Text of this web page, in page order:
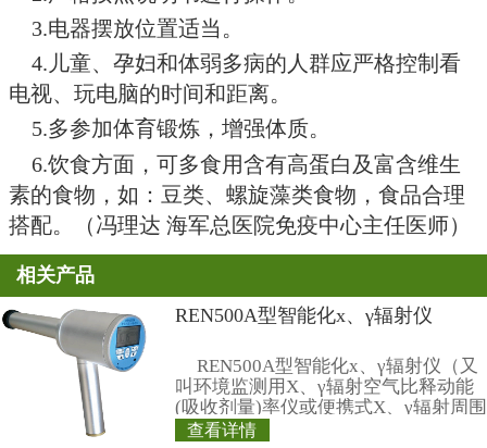
经系统症状，还会引起植物神经
心动过缓、心动过速、血压波动
状。
现在每天有百万以上的人使用
络，电脑对人体的危害却往往被
国外调查表明，长期使用电脑的
75％的人视力下降、眼睛疲劳、
泪，易患疲劳、厌食、记忆力减
疾病。尤其是儿童对电脑的迷恋
急躁，性格孤僻自私，影响了儿